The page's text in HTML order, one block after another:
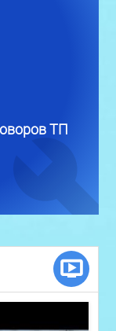
ТП